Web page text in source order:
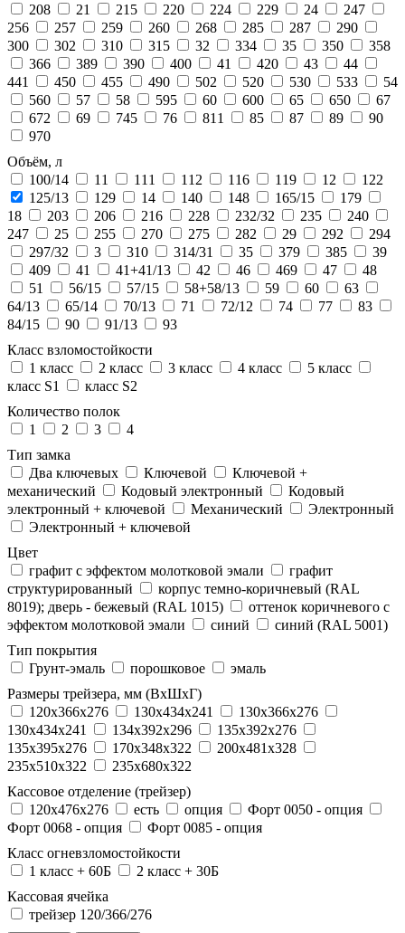
208
21 215 220 224 229 24
247
256
257 259 260 268 285 287
290
300
302 310 315 32 334 35 350
358
366
389 390 400 41 420 43
44
441
450 455 490 502 520 530 533
54
560
57 58 595 60 600 65 650
67
672
69 745 76 811 85 87 89
90
970
Объём, л
100/14
11 111 112 116 119 12
122
125/13
129 14 140 148 165/15
179
18
203 206 216 228 232/32 235
240
247
25 255 270 275 282 29 292
294
297/32
3 310 314/31 35 379 385
39
409
41 41+41/13 42 46 469 47
48
51
56/15 57/15 58+58/13 59 60
63
64/13
65/14 70/13 71 72/12 74 77
83
84/15
90 91/13
93
Класс взломостойкости
1 класс
2 класс 3 класс 4 класс
5 класс
класс S1
класс S2
Количество полок
1
2 3
4
Тип замка
Два ключевых
Ключевой
Ключевой +
механический
Кодовый электронный
Кодовый
электронный + ключевой
Механический
Электронный
Электронный + ключевой
Цвет
графит с эффектом молотковой эмали
графит
структурированный
корпус темно-коричневый (RAL
8019); дверь - бежевый (RAL 1015)
оттенок коричневого с
эффектом молотковой эмали
синий
синий (RAL 5001)
Тип покрытия
Грунт-эмаль
порошковое
эмаль
Размеры трейзера, мм (ВхШхГ)
120x366x276
130x434x241
130х366х276
130х434х241
134x392x296
135x392x276
135x395x276
170x348x322
200x481x328
235x510x322
235x680x322
Кассовое отделение (трейзер)
120х476х276
есть опция
Форт 0050 - опция
Форт 0068 - опция
Форт 0085 - опция
Класс огневзломостойкости
1 класс + 60Б
2 класс + 30Б
Кассовая ячейка
трейзер 120/366/276